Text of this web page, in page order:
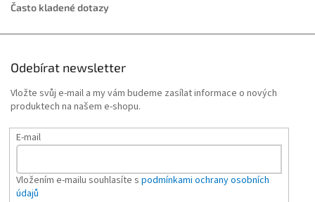
Často kladené dotazy
Odebírat newsletter
Vložte svůj e-mail a my vám budeme zasílat informace o nových
produktech na našem e-shopu.
E-mail
Vložením e-mailu souhlasíte s podmínkami ochrany osobních
údajů